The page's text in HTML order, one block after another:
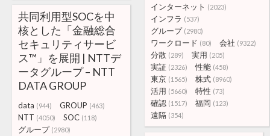
インターネット (2023)
インフラ (537)
グループ (2980)
ワークロード (80) 会社 (9322)
分散 (289) 実用 (205)
実証 (2326) 性能 (458)
東京 (1565) 株式 (8960)
活用 (5660) 特性 (73)
確認 (1517) 福岡 (123)
遠隔 (354)
共同利用型SOCを中
核とした「金融総合
セキュリティサービ
ス™」を展開 | NTTデ
ータグループ – NTT
DATA GROUP
data (944) GROUP (463)
NTT (4050) SOC (118)
グループ (2980)